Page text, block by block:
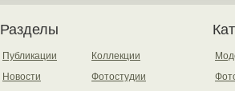
Разделы
Публикации
Новости
Коллекции
Фотостудии